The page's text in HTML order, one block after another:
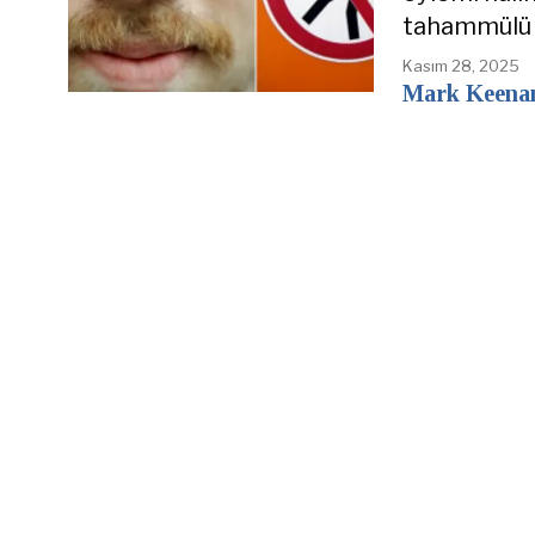
Kasım 28, 2025
Mark